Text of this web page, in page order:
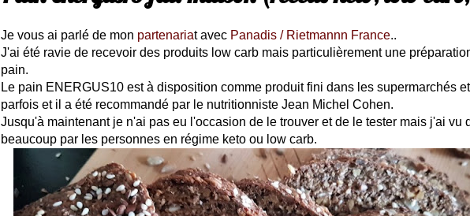
Je vous ai parlé de mon partenariat avec Panadis / Rietmannn France..
J'ai été ravie de recevoir des produits low carb mais particulièrement une
pain.
Le pain ENERGUS10 est à disposition comme produit fini dans les supermarchés
parfois et il a été recommandé par le nutritionniste Jean Michel Cohen.
Jusqu'à maintenant je n'ai pas eu l'occasion de le trouver et de le tester mais j'ai vu
beaucoup par les personnes en régime keto ou low carb.